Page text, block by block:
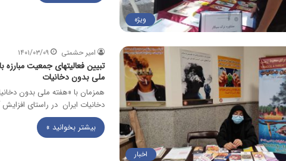
ویژه
اخبار
امیر حشمتی ۱۴۰۱/۰۳/۰۹
تبیین فعالیت‏های جمعیت مبارزه
ملی بدون دخانیات
همزمان با «هفته ملی بدون
دخانیات ایران در راستای
بیشتر بخوانید »